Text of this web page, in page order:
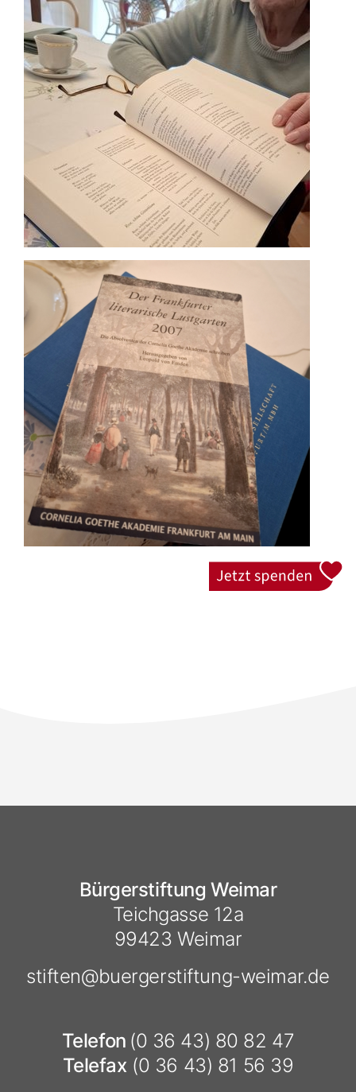
Jetzt spenden
Bürgerstiftung Weimar
Teichgasse 12a
99423 Weimar
stiften@buergerstiftung-weimar.de
Telefon (0 36 43) 80 82 47
Telefax (0 36 43) 81 56 39